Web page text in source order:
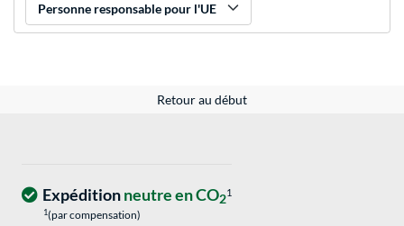
Personne responsable pour l'UE
Retour au début
Expéditionneutre en CO21
1(par compensation)